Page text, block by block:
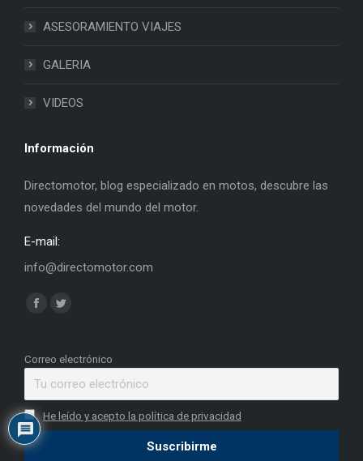
ASESORAMIENTO VIAJES
GALERIA
VIDEOS
Información
Directomotor, blog especializado en motos, descubre las
novedades del mundo del motor.
E-mail:
info@directomotor.com
Find us on:
Facebook
opens
window
Twitter
opens
window
Correo electrónico
He leído y acepto la política de privacidad